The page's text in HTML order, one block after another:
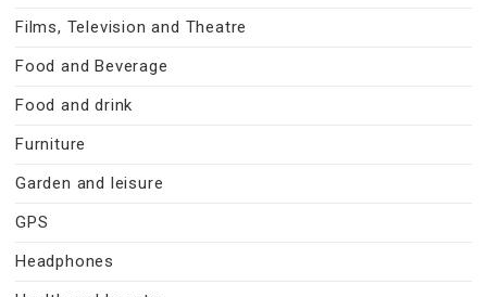
Films, Television and Theatre
Food and Beverage
Food and drink
Furniture
Garden and leisure
GPS
Headphones